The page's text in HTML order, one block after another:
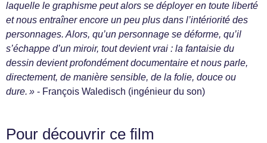
laquelle le graphisme peut alors se déployer en toute liberté
et nous entraîner encore un peu plus dans l’intériorité des
personnages. Alors, qu’un personnage se déforme, qu’il
s’échappe d’un miroir, tout devient vrai : la fantaisie du
dessin devient profondément documentaire et nous parle,
directement, de manière sensible, de la folie, douce ou
dure. » - François Waledisch (ingénieur du son)
Pour découvrir ce film